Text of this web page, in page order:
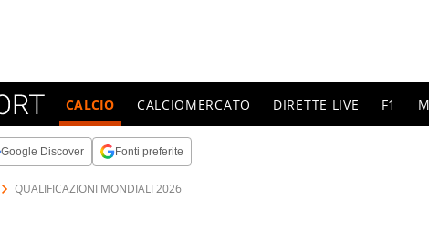
CALCIO CALCIOMERCATO DIRETTE LIVE F1
Google Discover Fonti preferite
QUALIFICAZIONI MONDIALI 2026